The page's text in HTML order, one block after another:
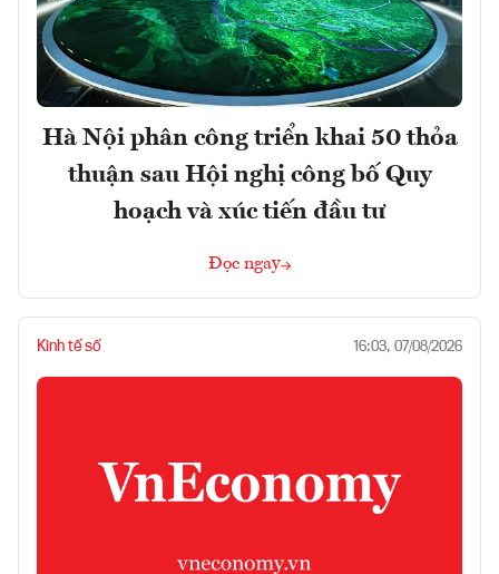
Hà Nội phân công triển khai 50 thỏa
thuận sau Hội nghị công bố Quy
hoạch và xúc tiến đầu tư
Đọc ngay
Kinh tế số 16:03, 07/08/2026